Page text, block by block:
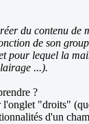
du contenu de
de son
pour lequel la
...).
?
"droits"
d'un